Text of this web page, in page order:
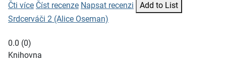
Čti více Číst recenze Napsat recenzi
Add to List
Srdcerváči 2 (Alice Oseman)
0.0 (0)
Knihovna